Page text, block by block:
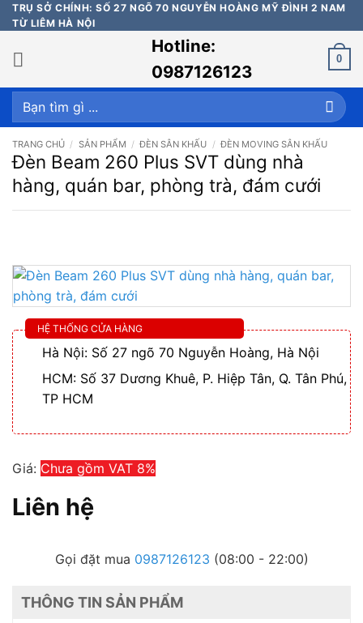
Bỏ
qua
nội
dung
TRỤ SỞ CHÍNH: SỐ 27 NGÕ 70 NGUYỄN HOÀNG MỸ ĐÌNH 2 NAM
TỪ LIÊM HÀ NỘI
Hotline:
0987126123
0
Tìm
kiếm:
TRANG CHỦ / SẢN PHẨM / ĐÈN SÂN KHẤU / ĐÈN MOVING SÂN KHẤU
Đèn Beam 260 Plus SVT dùng nhà
hàng, quán bar, phòng trà, đám cưới
HỆ THỐNG CỬA HÀNG
Hà Nội: Số 27 ngõ 70 Nguyễn Hoàng, Hà Nội
HCM: Số 37 Dương Khuê, P. Hiệp Tân, Q. Tân Phú,
TP HCM
Giá: Chưa gồm VAT 8%
Liên hệ
Gọi đặt mua 0987126123 (08:00 - 22:00)
THÔNG TIN SẢN PHẨM